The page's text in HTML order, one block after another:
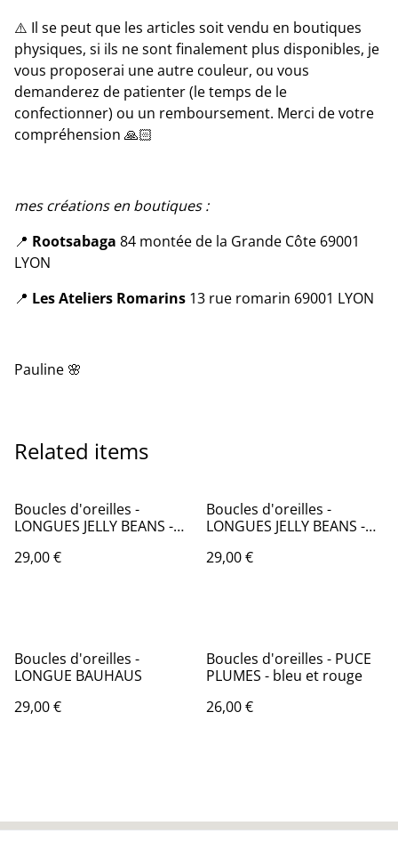
⚠️ Il se peut que les articles soit vendu en boutiques
physiques, si ils ne sont finalement plus disponibles, je
vous proposerai une autre couleur, ou vous
demanderez de patienter (le temps de le
confectionner) ou un remboursement. Merci de votre
compréhension 🙏🏻
mes créations en boutiques :
📍 Rootsabaga 84 montée de la Grande Côte 69001
LYON
📍 Les Ateliers Romarins 13 rue romarin 69001 LYON
Pauline 🌸
Related items
Boucles d'oreilles -
LONGUES JELLY BEANS -
29,00 €
Boucles d'oreilles -
LONGUES JELLY BEANS -
29,00 €
Boucles d'oreilles -
LONGUE BAUHAUS
29,00 €
Boucles d'oreilles - PUCE
PLUMES - bleu et rouge
26,00 €